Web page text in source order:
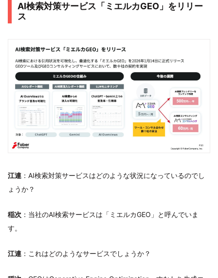
AI検索対策サービス「ミエルカGEO」をリリー
ス
江連 ：AI検索対策サービスはどのような状況になっているのでし
ょうか？
稲次 ：当社のAI検索サービスは「ミエルカGEO」と呼んでいま
す。
江連 ：これはどのようなサービスでしょうか？